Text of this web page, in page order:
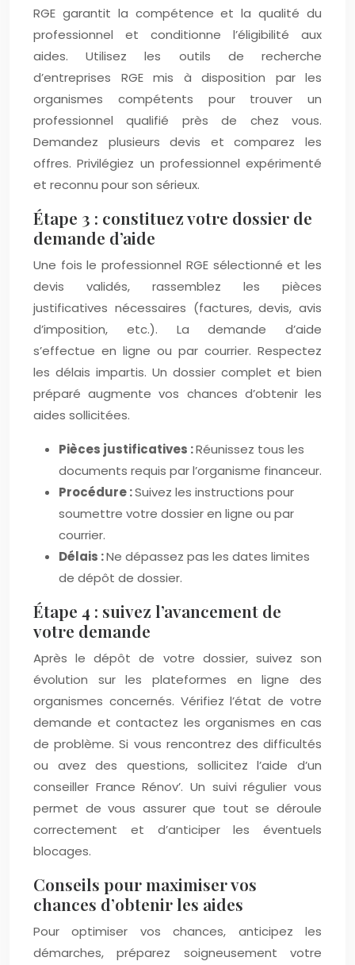
RGE garantit la compétence et la qualité du
professionnel et conditionne l’éligibilité aux
aides. Utilisez les outils de recherche
d’entreprises RGE mis à disposition par les
organismes compétents pour trouver un
professionnel qualifié près de chez vous.
Demandez plusieurs devis et comparez les
offres. Privilégiez un professionnel expérimenté
et reconnu pour son sérieux.
Étape 3 : constituez votre dossier de
demande d’aide
Une fois le professionnel RGE sélectionné et les
devis validés, rassemblez les pièces
justificatives nécessaires (factures, devis, avis
d’imposition, etc.). La demande d’aide
s’effectue en ligne ou par courrier. Respectez
les délais impartis. Un dossier complet et bien
préparé augmente vos chances d’obtenir les
aides sollicitées.
Pièces justificatives :Réunissez tous les
documents requis par l’organisme financeur.
Procédure :Suivez les instructions pour
soumettre votre dossier en ligne ou par
courrier.
Délais :Ne dépassez pas les dates limites
de dépôt de dossier.
Étape 4 : suivez l’avancement de
votre demande
Après le dépôt de votre dossier, suivez son
évolution sur les plateformes en ligne des
organismes concernés. Vérifiez l’état de votre
demande et contactez les organismes en cas
de problème. Si vous rencontrez des difficultés
ou avez des questions, sollicitez l’aide d’un
conseiller France Rénov’. Un suivi régulier vous
permet de vous assurer que tout se déroule
correctement et d’anticiper les éventuels
blocages.
Conseils pour maximiser vos
chances d’obtenir les aides
Pour optimiser vos chances, anticipez les
démarches, préparez soigneusement votre